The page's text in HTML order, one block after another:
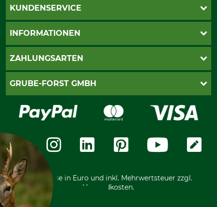
KUNDENSERVICE
Katalogbestellung
INFORMATIONEN
AGB
Widerrufsformular
Zahlungsarten
ZAHLUNGSARTEN
PayPal
Rechnung
Vorkasse
GRUBE-FORST GMBH
Karriere
Über uns
Community
International
*Alle Preise in Euro und inkl. Mehrwertsteuer zzgl.
Versandkosten.